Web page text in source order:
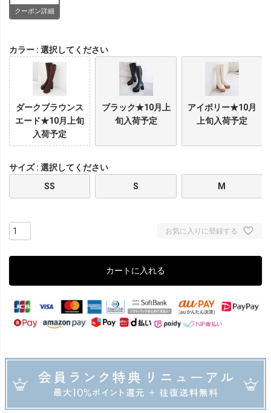
クーポン詳細
カラー 選択してください
ダークブラウンス
エード★10月上旬
入荷予定
ブラック★10月上
旬入荷予定
アイボリー★10月
上旬入荷予定
サイズ
選択してください
SS
S M
お気に入りに登録する
カートに入れる